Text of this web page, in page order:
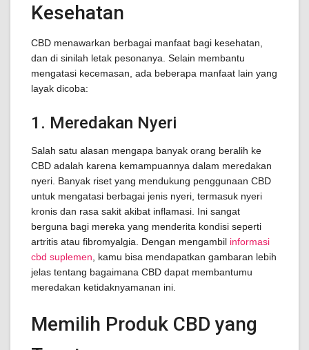
Kesehatan
CBD menawarkan berbagai manfaat bagi kesehatan,
dan di sinilah letak pesonanya. Selain membantu
mengatasi kecemasan, ada beberapa manfaat lain yang
layak dicoba:
1. Meredakan Nyeri
Salah satu alasan mengapa banyak orang beralih ke
CBD adalah karena kemampuannya dalam meredakan
nyeri. Banyak riset yang mendukung penggunaan CBD
untuk mengatasi berbagai jenis nyeri, termasuk nyeri
kronis dan rasa sakit akibat inflamasi. Ini sangat
berguna bagi mereka yang menderita kondisi seperti
artritis atau fibromyalgia. Dengan mengambil informasi
cbd suplemen , kamu bisa mendapatkan gambaran lebih
jelas tentang bagaimana CBD dapat membantumu
meredakan ketidaknyamanan ini.
Memilih Produk CBD yang